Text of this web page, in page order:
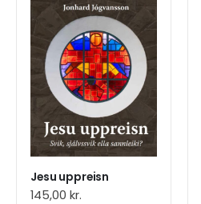
Jesu uppreisn
145,00 kr.